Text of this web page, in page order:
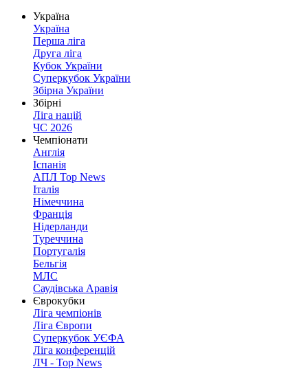
Україна
Україна
Перша ліга
Друга ліга
Кубок України
Суперкубок України
Збірна України
Збірні
Ліга націй
ЧС 2026
Чемпіонати
Англія
Іспанія
АПЛ Top News
Італія
Німеччина
Франція
Нідерланди
Туреччина
Португалія
Бельгія
МЛС
Саудівська Аравія
Єврокубки
Ліга чемпіонів
Ліга Європи
Суперкубок УЄФА
Ліга конференцій
ЛЧ - Top News